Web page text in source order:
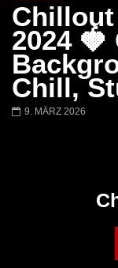
01:02:49
Chillout Ibiza
Calm & Relaxing
Music 🍓 Chill,
2024
Chill,
9. MÄRZ 2026